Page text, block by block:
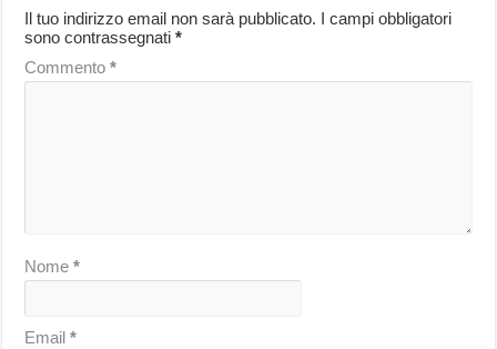
Il tuo indirizzo email non sarà pubblicato. I campi obbligatori
sono contrassegnati*
Commento*
Nome*
Email*